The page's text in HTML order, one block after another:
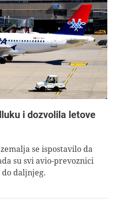
i dozvolila letove
se ispostavilo da
su svi avio-prevoznici
daljnjeg.